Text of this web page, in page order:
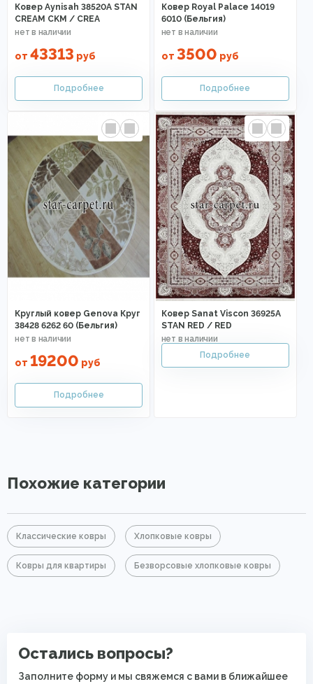
Ковер Aynisah 38520A STAN
CREAM CKM / CREA
от 43313 руб
Ковер Royal Palace 14019
6010 (Бельгия)
от 3500 руб
Круглый ковер Genova Круг
38428 6262 60 (Бельгия)
от 19200 руб
Ковер Sanat Viscon 36925A
STAN RED / RED
Похожие категории
Классические ковры Хлопковые ковры
Ковры для квартиры Безворсовые хлопковые ковры
Остались вопросы?
Заполните форму и мы свяжемся с вами в ближайшее